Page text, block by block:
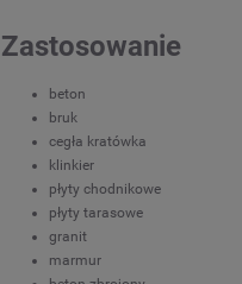
Zastosowanie
beton
bruk
cegła kratówka
klinkier
płyty chodnikowe
płyty tarasowe
granit
marmur